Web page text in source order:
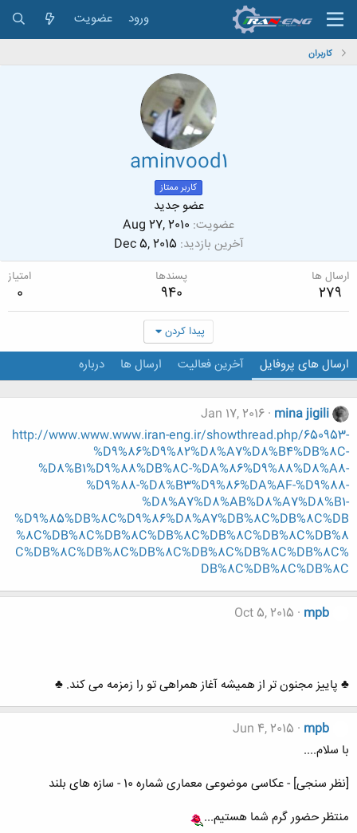
ورود عضویت
کاربران
aminvood1
کاربر ممتاز
عضو جدید
عضویت Aug 27, 2010
آخرین بازدید Dec 5, 2015
ارسال ها
279
پسندها
940
امتیاز
0
پیدا کردن
ارسال های پروفایل آخرین فعالیت ارسال ها درباره
mina jigili
Jan 17, 2016
http://www.www.www.iran-eng.ir/showthread.php/650953-
%D9%86%D9%82%D8%A7%D8%B4%DB%8C-
%D8%B1%D9%88%DB%8C-%DA%86%D9%88%D8%A8-
%D9%88-%D8%B3%D9%86%DA%AF-%D9%88-
%D8%A7%D8%AB%D8%A7%D8%B1-
%D9%85%DB%8C%D9%86%D8%A7%DB%8C%DB%8C%DB
%8C%DB%8C%DB%8C%DB%8C%DB%8C%DB%8C%DB%8
C%DB%8C%DB%8C%DB%8C%DB%8C%DB%8C%DB%8C%
DB%8C%DB%8C%DB%8C
mpb
Oct 5, 2015
♣ پاییز مجنون تر از همیشه آغاز همراهی تو را زمزمه می کند. ♣
mpb
Jun 4, 2015
با سلام....
[نظر سنجی] - عکاسی موضوعی معماری شماره 10 - سازه های بلند
منتظر حضور گرم شما هستیم...